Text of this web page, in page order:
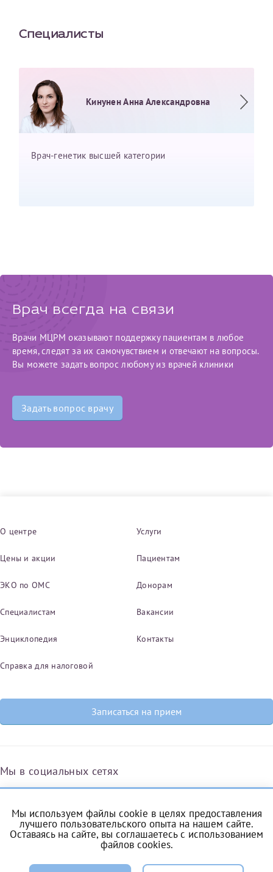
Специалисты
Кинунен Анна Александровна
Врач-генетик высшей категории
Врач всегда на связи
Врачи МЦРМ оказывают поддержку пациентам в любое
время, следят за их самочувствием и отвечают на вопросы.
Вы можете задать вопрос любому из врачей клиники
Задать вопрос врачу
О центре Услуги
Цены и акции Пациентам
ЭКО по ОМС Донорам
Специалистам Вакансии
Энциклопедия Контакты
Справка для налоговой
Записаться на прием
Мы в социальных сетях
Вконтакте ОдноклассникиЯндекс.Дзен Telegram Max
Мы используем файлы cookie в целях предоставления
лучшего пользовательского опыта на нашем сайте.
Оставаясь на сайте, вы соглашаетесь с использованием
файлов cookies.